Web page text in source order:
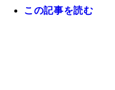
この記事を読む